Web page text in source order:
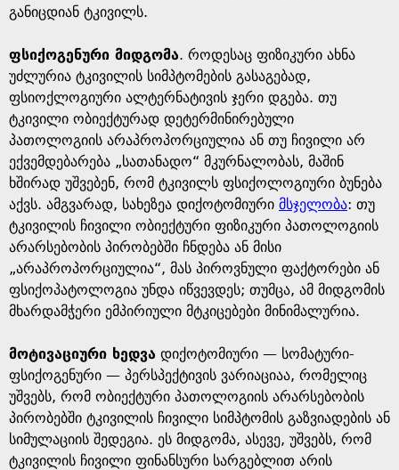
განიცდიან ტკივილს.
ფსიქოგენური მიდგომა. როდესაც ფიზიკური ახნა
უძლურია ტკივილის სიმპტომების გასაგებად,
ფსიოქლოგიური ალტერნატივის ჯერი დგება. თუ
ტკივილი ობიექტურად დეტერმინირებული
პათოლოგიის არაპროპორციულია ან თუ ჩივილი არ
ექვემდებარება „სათანადო“ მკურნალობას, მაშინ
ხშირად უშვებენ, რომ ტკივილს ფსიქოლოგიური ბუნება
აქვს. ამგვარად, სახეზეა დიქოტომიური მსჯელობა: თუ
ტკივილის ჩივილი ობიექტური ფიზიკური პათოლოგიის
არარსებობის პირობებში ჩნდება ან მისი
„არაპროპორციულია“, მას პიროვნული ფაქტორები ან
ფსიქოპატოლოგია უნდა იწვევდეს; თუმცა, ამ მიდგომის
მხარდამჭერი ემპირიული მტკიცებები მინიმალურია.
მოტივაციური ხედვა დიქოტომიური — სომატური-
ფსიქოგენური — პერსპექტივის ვარიაციაა, რომელიც
უშვებს, რომ ობიექტური პათოლოგიის არარსებობის
პირობებში ტკივილის ჩივილი სიმპტომის გაზვიადების ან
სიმულაციის შედეგია. ეს მიდგომა, ასევე, უშვებს, რომ
ტკივილის ჩივილი ფინანსური სარგებლით არის